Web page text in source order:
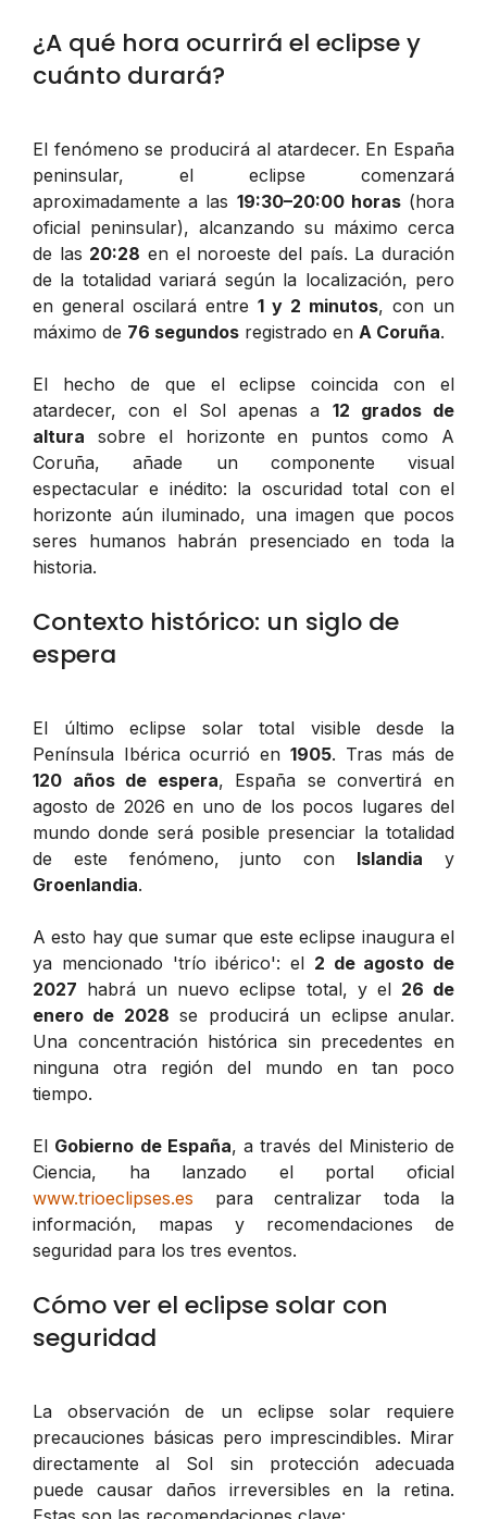
¿A qué hora ocurrirá el eclipse y
cuánto durará?
El fenómeno se producirá al atardecer. En España
peninsular, el eclipse comenzará
aproximadamente a las 19:30–20:00 horas(hora
oficial peninsular), alcanzando su máximo cerca
de las 20:28 en el noroeste del país. La duración
de la totalidad variará según la localización, pero
en general oscilará entre 1 y 2 minutos, con un
máximo de 76 segundos registrado en A Coruña.
El hecho de que el eclipse coincida con el
atardecer, con el Sol apenas a 12 grados de
altura sobre el horizonte en puntos como A
Coruña, añade un componente visual
espectacular e inédito: la oscuridad total con el
horizonte aún iluminado, una imagen que pocos
seres humanos habrán presenciado en toda la
historia.
Contexto histórico: un siglo de
espera
El último eclipse solar total visible desde la
Península Ibérica ocurrió en 1905. Tras más de
120 años de espera, España se convertirá en
agosto de 2026 en uno de los pocos lugares del
mundo donde será posible presenciar la totalidad
de este fenómeno, junto con Islandia y
Groenlandia.
A esto hay que sumar que este eclipse inaugura el
ya mencionado 'trío ibérico': el 2 de agosto de
2027 habrá un nuevo eclipse total, y el 26 de
enero de 2028 se producirá un eclipse anular.
Una concentración histórica sin precedentes en
ninguna otra región del mundo en tan poco
tiempo.
El Gobierno de España, a través del Ministerio de
Ciencia, ha lanzado el portal oficial
www.trioeclipses.es para centralizar toda la
información, mapas y recomendaciones de
seguridad para los tres eventos.
Cómo ver el eclipse solar con
seguridad
La observación de un eclipse solar requiere
precauciones básicas pero imprescindibles. Mirar
directamente al Sol sin protección adecuada
puede causar daños irreversibles en la retina.